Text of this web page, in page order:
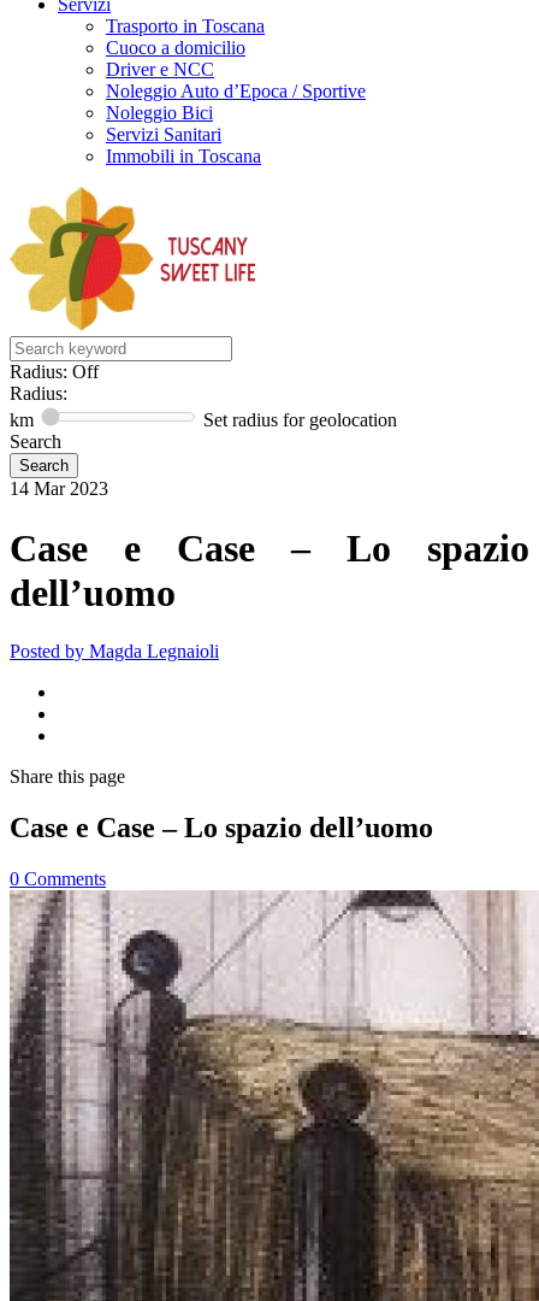
Servizi
Trasporto in Toscana
Cuoco a domicilio
Driver e NCC
Noleggio Auto d’Epoca / Sportive
Noleggio Bici
Servizi Sanitari
Immobili in Toscana
Radius: Off
Radius:
km
Set radius for geolocation
Search
14 Mar2023
Case e Case – Lo spazio
dell’uomo
Posted by Magda Legnaioli
Share this page
Case e Case – Lo spazio dell’uomo
0 Comments